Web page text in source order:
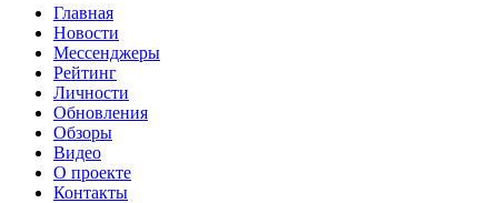
Главная
Новости
Мессенджеры
Рейтинг
Личности
Обновления
Обзоры
Видео
О проекте
Контакты